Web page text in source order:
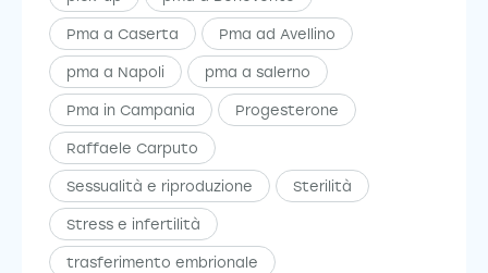
Pma a Caserta Pma ad Avellino
pma a Napoli pma a salerno
Pma in Campania Progesterone
Raffaele Carputo
Sessualità e riproduzione Sterilità
Stress e infertilità
trasferimento embrionale